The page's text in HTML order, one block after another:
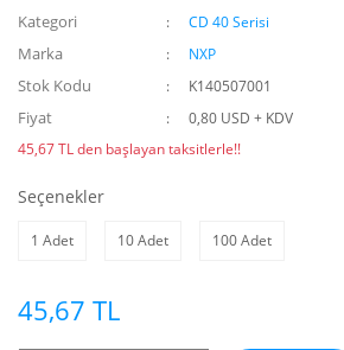
Kategori CD 40 Serisi
Marka NXP
Stok Kodu K140507001
Fiyat
0,80 USD + KDV
45,67 TL den başlayan taksitlerle!!
Seçenekler
1 Adet 10 Adet 100 Adet
45,67 TL